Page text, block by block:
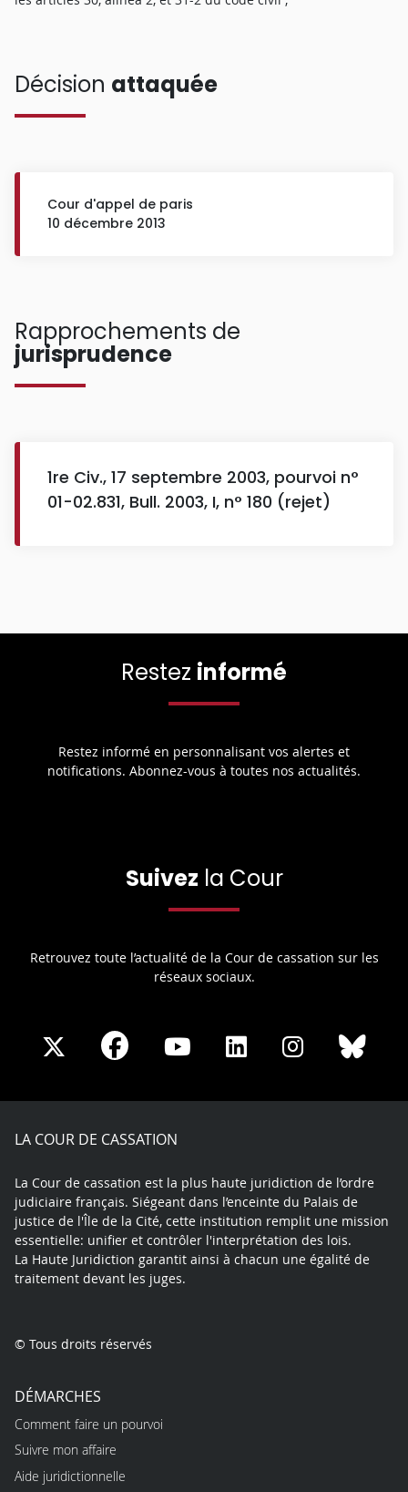
Décision attaquée
Cour d'appel de paris
10 décembre 2013
Rapprochements de
jurisprudence
1re Civ., 17 septembre 2003, pourvoi n°
01-02.831, Bull. 2003, I, n° 180 (rejet)
Restez informé
Restez informé en personnalisant vos alertes et
notifications. Abonnez-vous à toutes nos actualités.
Suivez la Cour
Retrouvez toute l’actualité de la Cour de cassation sur les
réseaux sociaux.
Share
X
Share
Facebook
Share
Youtube
Share
LinkedIn
Share
Instagram
LA COUR DE CASSATION
La Cour de cassation est la plus haute juridiction de l’ordre
judiciaire français. Siégeant dans l’enceinte du Palais de
justice de l'Île de la Cité, cette institution remplit une mission
essentielle: unifier et contrôler l'interprétation des lois.
La Haute Juridiction garantit ainsi à chacun une égalité de
traitement devant les juges.
© Tous droits réservés
DÉMARCHES
Comment faire un pourvoi
Suivre mon affaire
Aide juridictionnelle